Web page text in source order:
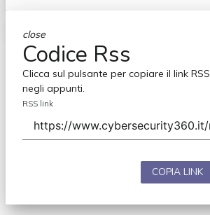
close
Codice Rss
Clicca sul pulsante per copiare il link RSS
negli appunti.
RSS link
COPIA LINK